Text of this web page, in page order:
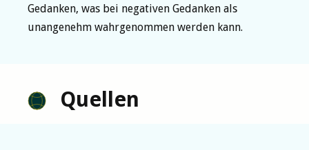
Gedanken, was bei negativen Gedanken als
unangenehm wahrgenommen werden kann.
Quellen